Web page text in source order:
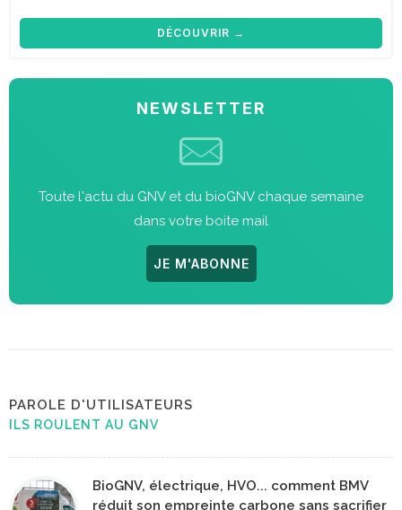
DÉCOUVRIR →
NEWSLETTER
Toute l'actu du GNV et du bioGNV chaque semaine
dans votre boite mail
JE M'ABONNE
PAROLE D'UTILISATEURS
ILS ROULENT AU GNV
BioGNV, électrique, HVO... comment BMV
réduit son empreinte carbone sans sacrifier